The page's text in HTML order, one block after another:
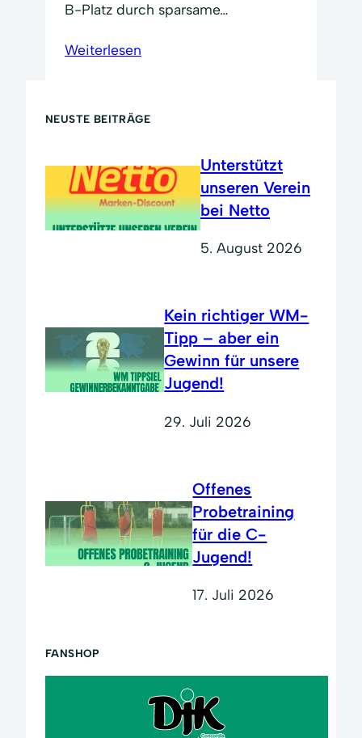
B-Platz durch sparsame…
Weiterlesen
NEUSTE BEITRÄGE
Unterstützt
unseren Verein
bei Netto
5. August 2026
Kein richtiger WM-
Tipp – aber ein
Gewinn für unsere
Jugend!
29. Juli 2026
Offenes
Probetraining
für die C-
Jugend!
17. Juli 2026
FANSHOP